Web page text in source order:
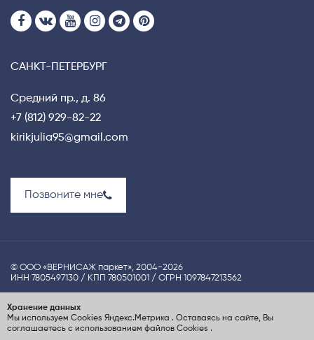
САНКТ-ПЕТЕРБУРГ
Средний пр., д. 86
+7 (812) 929-82-22
kirikjulia95@gmail.com
Позвоните мне
© ООО «ВЕРНИСАЖ паркет», 2004-2026
ИНН 7805497130 / КПП 780501001 / ОГРН 1097847213562
UX-проектирование сайта Nina S.Dzhezher
Хранение данных
Мы используем Cookies Яндекс.Метрика . Оставаясь на сайте, Вы
соглашаетесь с использованием файлов Cookies .